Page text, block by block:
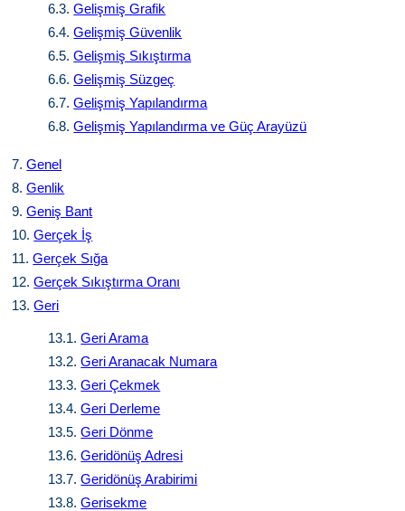
6.3.Gelişmiş Grafik
6.4.Gelişmiş Güvenlik
6.5.Gelişmiş Sıkıştırma
6.6.Gelişmiş Süzgeç
6.7.Gelişmiş Yapılandırma
6.8.Gelişmiş Yapılandırma ve Güç Arayüzü
7.Genel
8.Genlik
9.Geniş Bant
10.Gerçek İş
11.Gerçek Sığa
12.Gerçek Sıkıştırma Oranı
13.Geri
13.1.Geri Arama
13.2.Geri Aranacak Numara
13.3.Geri Çekmek
13.4.Geri Derleme
13.5.Geri Dönme
13.6.Geridönüş Adresi
13.7.Geridönüş Arabirimi
13.8.Gerisekme